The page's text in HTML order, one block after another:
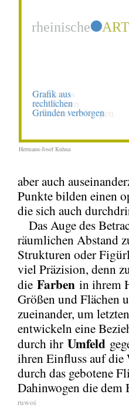
Hermann-Josef Kuhna
aber auch
Punkte bilden einen
die sich auch
Das Auge des
räumlichen Abstand
Strukturen oder
viel Präzision, denn
die Farben in ihrem
Größen und Flächen
zueinander, um
entwickeln eine
durch ihr Umfeld
ihren Einfluss auf die
durch das gebotene
Dahinwogen die
ruwoi